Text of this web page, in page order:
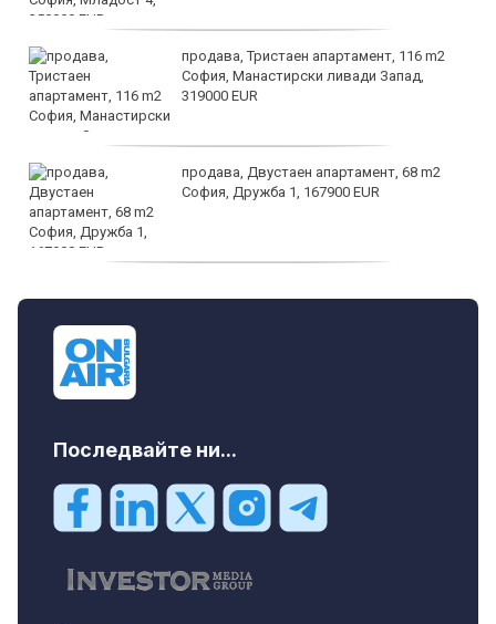
продава, Тристаен апартамент, 116 m2
София, Манастирски ливади Запад,
319000 EUR
продава, Двустаен апартамент, 68 m2
София, Дружба 1, 167900 EUR
Последвайте ни...